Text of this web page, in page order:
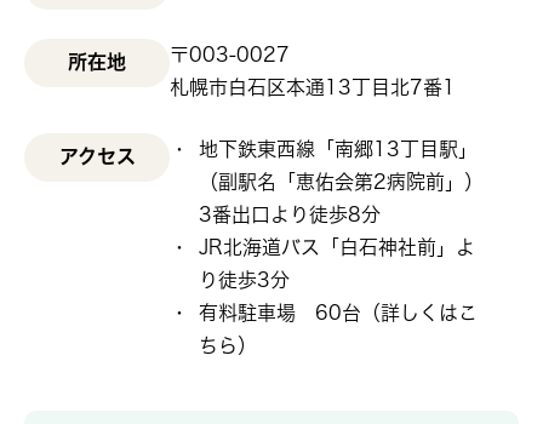
所在地
〒003-0027
札幌市白石区本通13丁目北7番1
アクセス
地下鉄東西線「南郷13丁目駅」
（副駅名「恵佑会第2病院前」）
3番出口より徒歩8分
JR北海道バス「白石神社前」よ
り徒歩3分
有料駐車場 60台（詳しくはこ
ちら ）